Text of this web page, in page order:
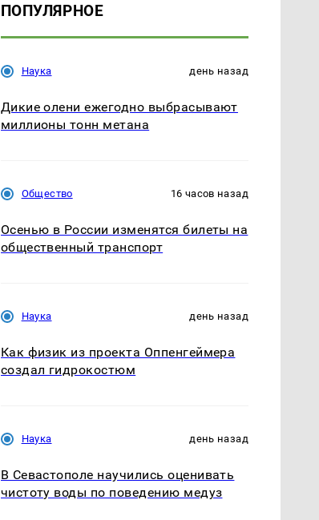
ПОПУЛЯРНОЕ
Наука день назад
Дикие олени ежегодно выбрасывают
миллионы тонн метана
Общество 16 часов назад
Осенью в России изменятся билеты на
общественный транспорт
Наука день назад
Как физик из проекта Оппенгеймера
создал гидрокостюм
Наука день назад
В Севастополе научились оценивать
чистоту воды по поведению медуз